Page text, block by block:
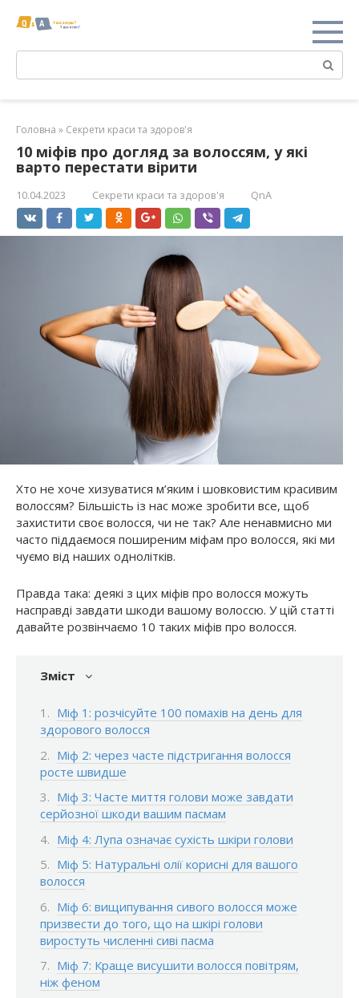
Поиск:
Головна » Секрети краси та здоров'я
10 міфів про догляд за волоссям, у які
варто перестати вірити
10.04.2023 Секрети краси та здоров'я QnA
Хто не хоче хизуватися м’яким і шовковистим красивим
волоссям? Більшість із нас може зробити все, щоб
захистити своє волосся, чи не так? Але ненавмисно ми
часто піддаємося поширеним міфам про волосся, які ми
чуємо від наших однолітків.
Правда така: деякі з цих міфів про волосся можуть
насправді завдати шкоди вашому волоссю. У цій статті
давайте розвінчаємо 10 таких міфів про волосся.
Зміст
Міф 1: розчісуйте 100 помахів на день для
здорового волосся
Міф 2: через часте підстригання волосся
росте швидше
Міф 3: Часте миття голови може завдати
серйозної шкоди вашим пасмам
Міф 4: Лупа означає сухість шкіри голови
Міф 5: Натуральні олії корисні для вашого
волосся
Міф 6: вищипування сивого волосся може
призвести до того, що на шкірі голови
виростуть численні сиві пасма
Міф 7: Краще висушити волосся повітрям,
ніж феном